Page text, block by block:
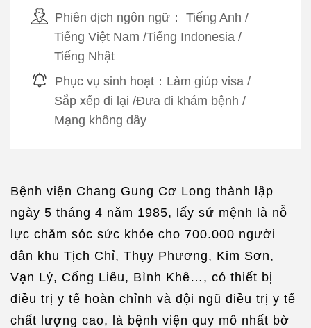
Phiên dịch ngôn ngữ： Tiếng Anh /
Tiếng Việt Nam /Tiếng Indonesia /
Tiếng Nhật
Phục vụ sinh hoạt： Làm giúp visa /
Sắp xếp đi lại /Đưa đi khám bệnh /
Mạng không dây
Bệnh viện Chang Gung Cơ Long thành lập
ngày 5 tháng 4 năm 1985, lấy sứ mệnh là nỗ
lực chăm sóc sức khỏe cho 700.000 người
dân khu Tịch Chỉ, Thụy Phương, Kim Sơn,
Vạn Lý, Cống Liêu, Bình Khê…, có thiết bị
điều trị y tế hoàn chỉnh và đội ngũ điều trị y tế
chất lượng cao, là bệnh viện quy mô nhất bờ